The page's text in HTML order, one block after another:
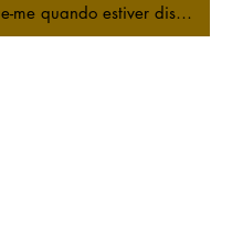
me quando estiver disponível